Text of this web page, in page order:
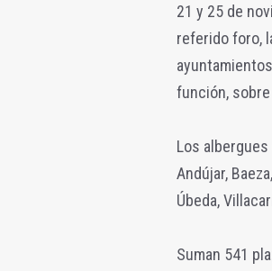
21 y 25 de
referido foro,
función, sobre
Los
Andújar,
Úbeda,
Suman 541